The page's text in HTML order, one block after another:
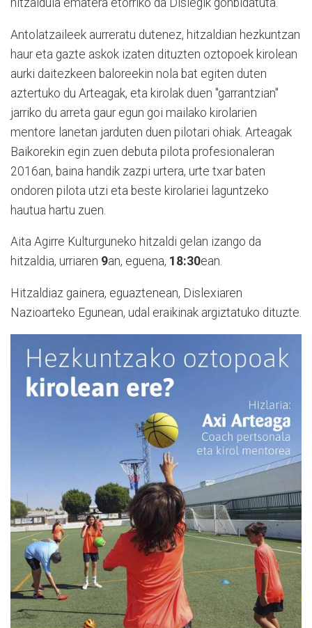
hitzalduia ematera etorriko da Dislegik gonbidatuta.
Antolatzaileek aurreratu dutenez, hitzaldian hezkuntzan
haur eta gazte askok izaten dituzten oztopoek kirolean
aurki daitezkeen baloreekin nola bat egiten duten
aztertuko du Arteagak, eta kirolak duen "garrantzian"
jarriko du arreta gaur egun goi mailako kirolarien
mentore lanetan jarduten duen pilotari ohiak. Arteagak
Baikorekin egin zuen debuta pilota profesionaleran
2016an, baina handik zazpi urtera, urte txar baten
ondoren pilota utzi eta beste kirolariei laguntzeko
hautua hartu zuen.
Aita Agirre Kulturguneko hitzaldi gelan izango da
hitzaldia, urriaren 9an, eguena, 18:30ean.
Hitzaldiaz gainera, eguaztenean, Dislexiaren
Nazioarteko Egunean, udal eraikinak argiztatuko dituzte.